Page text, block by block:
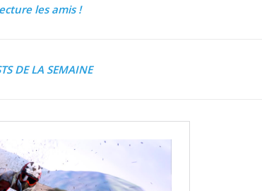
les amis !
DE LA SEMAINE